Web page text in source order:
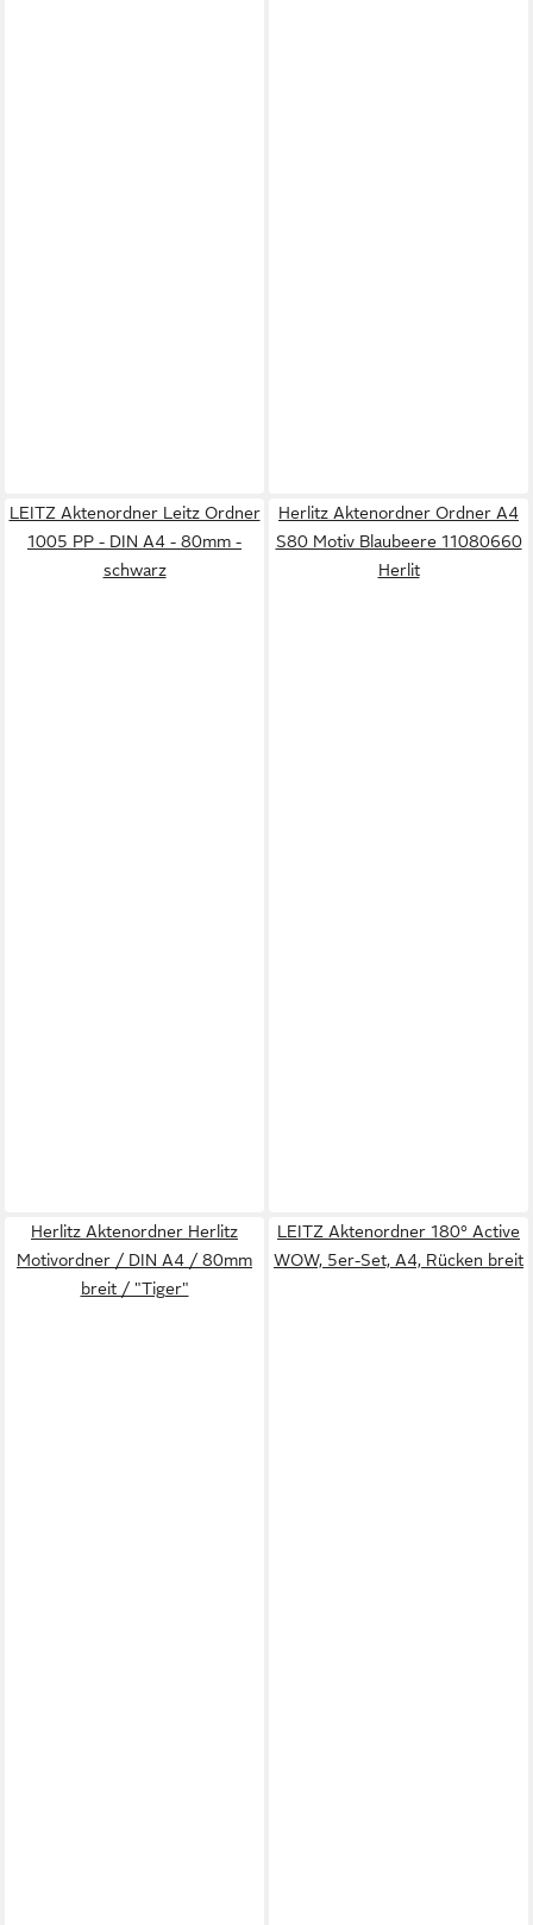
LEITZ Aktenordner Leitz Ordner
1005 PP - DIN A4 - 80mm -
schwarz
Herlitz Aktenordner Ordner A4
S80 Motiv Blaubeere 11080660
Herlit
Herlitz Aktenordner Herlitz
Motivordner / DIN A4 / 80mm
breit / "Tiger"
LEITZ Aktenordner 180° Active
WOW, 5er-Set, A4, Rücken breit